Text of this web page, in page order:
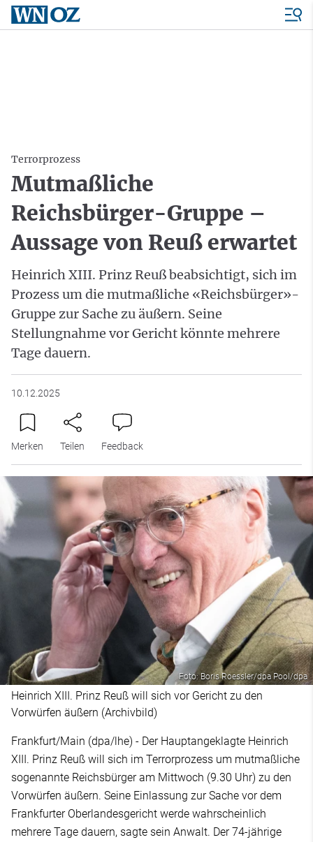
Terrorprozess
Mutmaßliche
Reichsbürger-Gruppe –
Aussage von Reuß erwartet
Heinrich XIII. Prinz Reuß beabsichtigt, sich im
Prozess um die mutmaßliche «Reichsbürger»-
Gruppe zur Sache zu äußern. Seine
Stellungnahme vor Gericht könnte mehrere
Tage dauern.
10.12.2025
Merken Teilen Feedback
Foto: Boris Roessler/dpa Pool/dpa
Heinrich XIII. Prinz Reuß will sich vor Gericht zu den
Vorwürfen äußern (Archivbild)
Frankfurt/Main (dpa/lhe) - Der Hauptangeklagte Heinrich
XIII. Prinz Reuß will sich im Terrorprozess um mutmaßliche
sogenannte Reichsbürger am Mittwoch (9.30 Uhr) zu den
Vorwürfen äußern. Seine Einlassung zur Sache vor dem
Frankfurter Oberlandesgericht werde wahrscheinlich
mehrere Tage dauern, sagte sein Anwalt. Der 74-jährige